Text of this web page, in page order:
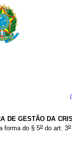
GESTÃO DA
forma do § 5o do art. 3o